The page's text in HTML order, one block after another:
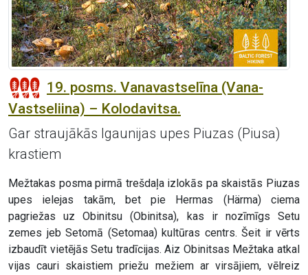
19. posms. Vanavastselīna (Vana-
Vastseliina) – Kolodavitsa.
Gar straujākās Igaunijas upes Piuzas (Piusa)
krastiem
Mežtakas posma pirmā trešdaļa izlokās pa skaistās Piuzas
upes ielejas takām, bet pie Hermas (Härma) ciema
pagriežas uz Obinitsu (Obinitsa), kas ir nozīmīgs Setu
zemes jeb Setomā (Setomaa) kultūras centrs. Šeit ir vērts
izbaudīt vietējās Setu tradīcijas. Aiz Obinitsas Mežtaka atkal
vijas cauri skaistiem priežu mežiem ar virsājiem, vēlreiz